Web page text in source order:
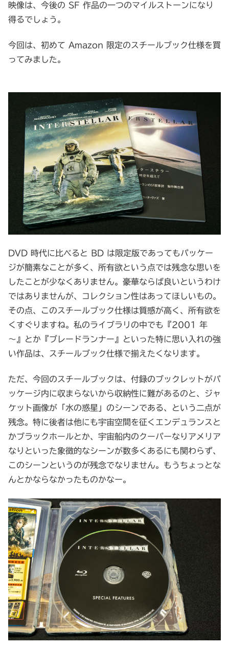
映像は、今後の SF 作品の一つのマイルストーンになり
得るでしょう。
今回は、初めて Amazon 限定のスチールブック仕様を買
ってみました。
DVD 時代に比べると BD は限定版であってもパッケー
ジが簡素なことが多く、所有欲という点では残念な思いを
したことが少なくありません。豪華ならば良いというわけ
ではありませんが、コレクション性はあってほしいもの。
その点、このスチールブック仕様は質感が高く、所有欲を
くすぐりますね。私のライブラリの中でも『2001 年
～』とか『ブレードランナー』といった特に思い入れの強
い作品は、スチールブック仕様で揃えたくなります。
ただ、今回のスチールブックは、付録のブックレットがパ
ッケージ内に収まらないから収納性に難があるのと、ジャ
ケット画像が「水の惑星」のシーンである、という二点が
残念。特に後者は他にも宇宙空間を征くエンデュランスと
かブラックホールとか、宇宙船内のクーパーなりアメリア
なりといった象徴的なシーンが数多くあるにも関わらず、
このシーンというのが残念でなりません。もうちょっとな
んとかならなかったものかなー。